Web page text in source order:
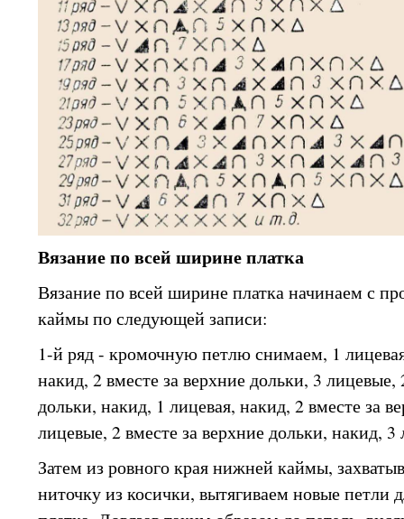
Вязание по всей ширине платка
Вязание по всей ширине платка начинаем с
каймы по следующей записи:
1-й ряд - кромочную петлю снимаем, 1
накид, 2 вместе за верхние дольки, 3 лицевые,
дольки, накид, 1 лицевая, накид, 2 вместе за
лицевые, 2 вместе за верхние дольки, накид, 3
Затем из ровного края нижней каймы,
ниточку из косички, вытягиваем новые петли